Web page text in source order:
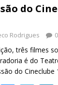
b
o
k
er s
p
p
do
Rodrigues 0
três filmes
é do
do Cineclube